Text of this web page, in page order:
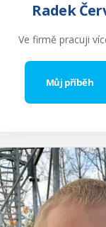
Radek
Ve firmě pracuji
Můj příběh